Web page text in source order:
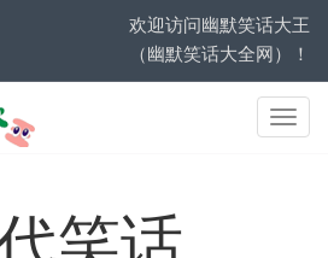
欢迎访问幽默笑话大王
（幽默笑话大全网）！
网
笑话